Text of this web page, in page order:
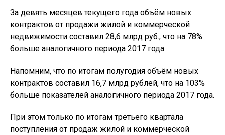
За девять месяцев текущего года объём новых
контрактов от продажи жилой и коммерческой
недвижимости составил 28,6 млрд руб., что на 78%
больше аналогичного периода 2017 года.
Напомним, что по итогам полугодия объём новых
контрактов составил 16,7 млрд рублей, что на 103%
больше показателей аналогичного периода 2017 года.
При этом только по итогам третьего квартала
поступления от продаж жилой и коммерческой